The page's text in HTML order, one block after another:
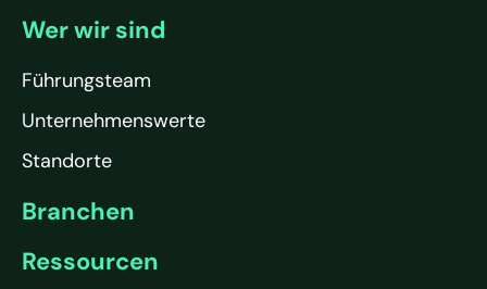
Wer wir sind
Führungsteam
Unternehmenswerte
Standorte
Branchen
Ressourcen